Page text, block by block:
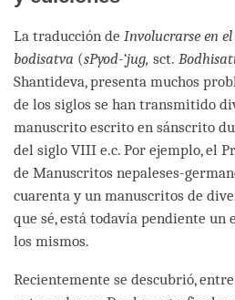
La traducción de Involucrarse en
bodisatva (sPyod-‘jug, sct.
Shantideva, presenta muchos
de los siglos se han transmitido
manuscrito escrito en sánscrito
del siglo VIII e.c. Por ejemplo, el
de Manuscritos nepaleses-
cuarenta y un manuscritos de
que sé, está todavía pendiente un
los mismos.
Recientemente se descubrió,